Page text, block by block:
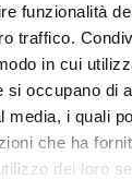
funzionalità
traffico.
in cui
si occupano di
media, i quali
che ha
dei loro